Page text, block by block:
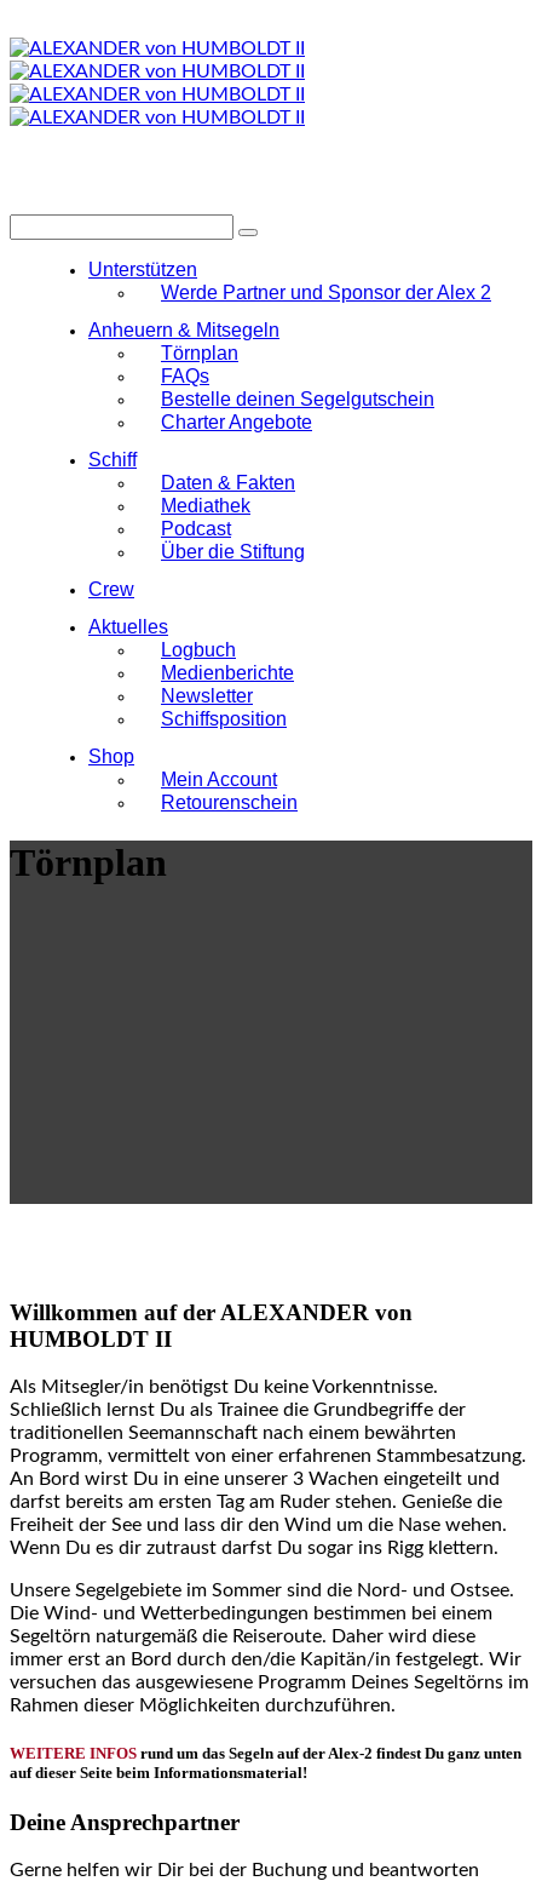
Unterstützen
Werde Partner und Sponsor der Alex 2
Anheuern & Mitsegeln
Törnplan
FAQs
Bestelle deinen Segelgutschein
Charter Angebote
Schiff
Daten & Fakten
Mediathek
Podcast
Über die Stiftung
Crew
Aktuelles
Logbuch
Medienberichte
Newsletter
Schiffsposition
Shop
Mein Account
Retourenschein
Törnplan
Willkommen auf der ALEXANDER von
HUMBOLDT II
Als Mitsegler/in benötigst Du keine Vorkenntnisse.
Schließlich lernst Du als Trainee die Grundbegriffe der
traditionellen Seemannschaft nach einem bewährten
Programm, vermittelt von einer erfahrenen Stammbesatzung.
An Bord wirst Du in eine unserer 3 Wachen eingeteilt und
darfst bereits am ersten Tag am Ruder stehen. Genieße die
Freiheit der See und lass dir den Wind um die Nase wehen.
Wenn Du es dir zutraust darfst Du sogar ins Rigg klettern.
Unsere Segelgebiete im Sommer sind die Nord- und Ostsee.
Die Wind- und Wetterbedingungen bestimmen bei einem
Segeltörn naturgemäß die Reiseroute. Daher wird diese
immer erst an Bord durch den/die Kapitän/in festgelegt. Wir
versuchen das ausgewiesene Programm Deines Segeltörns im
Rahmen dieser Möglichkeiten durchzuführen.
WEITERE INFOS rund um das Segeln auf der Alex-2 findest Du ganz unten
auf dieser Seite beim Informationsmaterial!
Deine Ansprechpartner
Gerne helfen wir Dir bei der Buchung und beantworten